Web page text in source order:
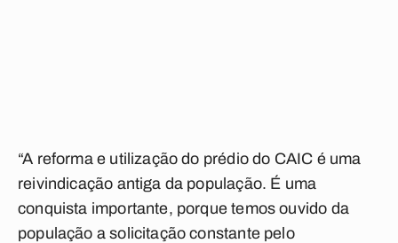
“A reforma e utilização do prédio do CAIC é uma
reivindicação antiga da população. É uma
conquista importante, porque temos ouvido da
população a solicitação constante pelo